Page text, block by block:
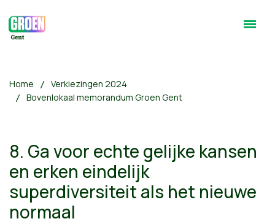
Home
Verkiezingen 2024
Bovenlokaal memorandum Groen Gent
8. Ga voor echte gelijke kansen
en erken eindelijk
superdiversiteit als het nieuwe
normaal